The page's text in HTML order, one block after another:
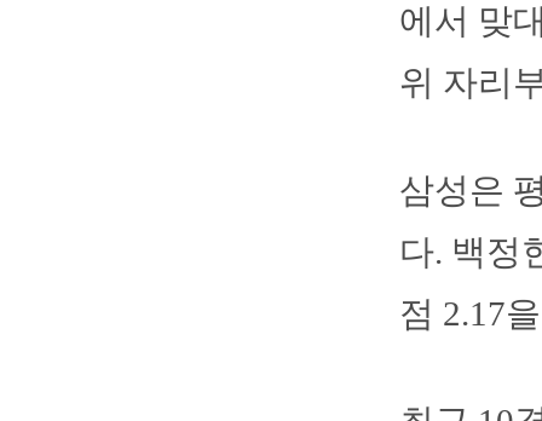
에서 맞
위 자리
삼성은
다. 백정
점 2.17